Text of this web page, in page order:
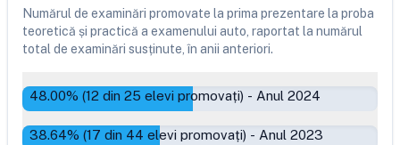
Numărul de examinări promovate la prima prezentare la proba
teoretică și practică a examenului auto, raportat la numărul
total de examinări susținute, în anii anteriori.
48.00% (12 din 25 elevi promovați) - Anul 2024
38.64% (17 din 44 elevi promovați) - Anul 2023